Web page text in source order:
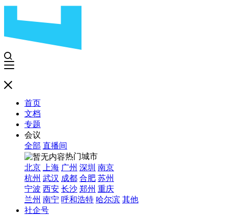
首页
文档
专题
会议
全部 直播间
热门城市
北京
上海 广州 深圳 南京
杭州 武汉 成都 合肥 苏州
宁波 西安 长沙 郑州 重庆
兰州 南宁 呼和浩特 哈尔滨 其他
社企号